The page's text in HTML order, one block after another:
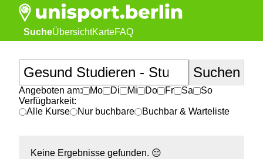
SucheÜbersichtKarteFAQ
Angeboten am: Mo Di Mi Do Fr Sa
So
Verfügbarkeit:
Alle Kurse
Nur buchbare Buchbar & Warteliste
Keine Ergebnisse gefunden. 😔